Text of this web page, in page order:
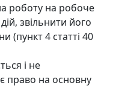
роботу на робоче
звільнити його
(пункт 4 статті 40
і не
право на основну